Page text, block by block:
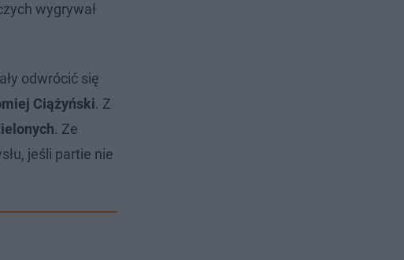
wygrywał
odwrócić się
Ciążyński. Z
. Ze
jeśli partie nie